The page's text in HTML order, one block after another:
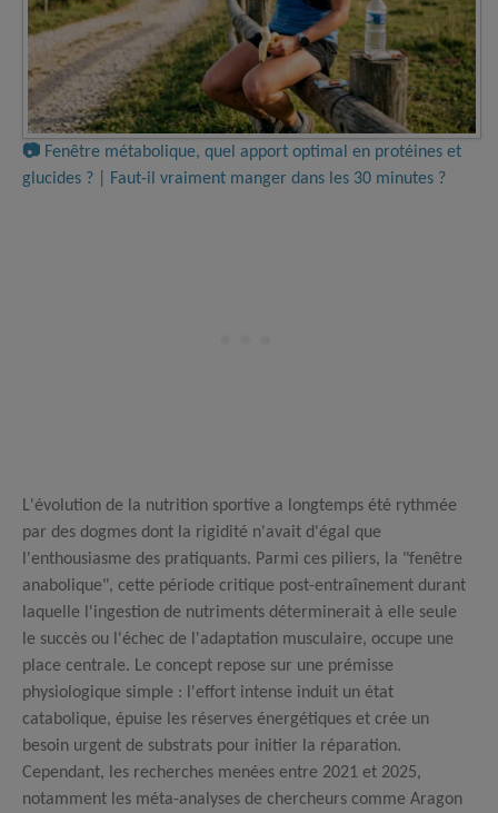
📷 Fenêtre métabolique, quel apport optimal en protéines et
glucides ? | Faut-il vraiment manger dans les 30 minutes ?
L'évolution de la nutrition sportive a longtemps été rythmée
par des dogmes dont la rigidité n'avait d'égal que
l'enthousiasme des pratiquants. Parmi ces piliers, la "fenêtre
anabolique", cette période critique post-entraînement durant
laquelle l'ingestion de nutriments déterminerait à elle seule
le succès ou l'échec de l'adaptation musculaire, occupe une
place centrale. Le concept repose sur une prémisse
physiologique simple : l'effort intense induit un état
catabolique, épuise les réserves énergétiques et crée un
besoin urgent de substrats pour initier la réparation.
Cependant, les recherches menées entre 2021 et 2025,
notamment les méta-analyses de chercheurs comme Aragon